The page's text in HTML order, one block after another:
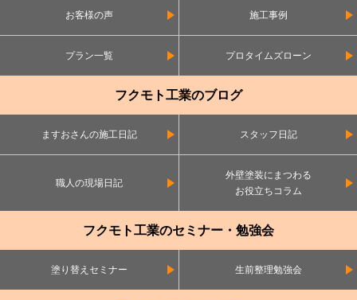
お客様の声 施工事例
プラン一覧 プロタイムズローン
フクモト工業のブログ
ますおさんの施工日記 スタッフ日記
職人の現場日記
外壁塗装にまつわる
お役立ちコラム
フクモト工業のセミナー・勉強会
塗り替えセミナー 生前整理勉強会